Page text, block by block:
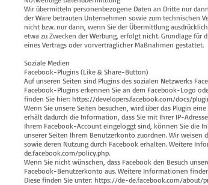
Wir übermitteln personenbezogene Daten an Dritte nur
der Ware betrauten Unternehmen sowie zum technischen
nicht bzw. nur dann, wenn Sie der Übermittlung
etwa zu Zwecken der Werbung, erfolgt nicht. Grundlage für
eines Vertrags oder vorvertraglicher Maßnahmen gestattet.
Soziale Medien
Facebook-Plugins (Like & Share-Button)
Auf unseren Seiten sind Plugins des sozialen Netzwerks
Facebook-Plugins erkennen Sie an dem Facebook-Logo
finden Sie hier: https://developers.facebook.com/docs/
Wenn Sie unsere Seiten besuchen, wird über das Plugin
erhält dadurch die Information, dass Sie mit Ihrer IP-
Ihrem Facebook-Account eingeloggt sind, können Sie die
unserer Seiten Ihrem Benutzerkonto zuordnen. Wir
sowie deren Nutzung durch Facebook erhalten. Weitere
de.facebook.com/policy.php.
Wenn Sie nicht wünschen, dass Facebook den Besuch
Facebook-Benutzerkonto aus. Weitere Informationen
Diese finden Sie unter: https://de-de.facebook.com/about/